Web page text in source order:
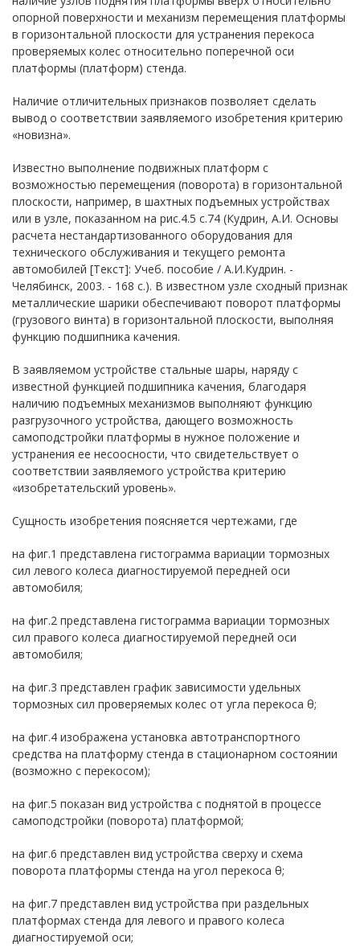
опорной поверхности и механизм перемещения платформы
в горизонтальной плоскости для устранения перекоса
проверяемых колес относительно поперечной оси
платформы (платформ) стенда.
Наличие отличительных признаков позволяет сделать
вывод о соответствии заявляемого изобретения критерию
«новизна».
Известно выполнение подвижных платформ с
возможностью перемещения (поворота) в горизонтальной
плоскости, например, в шахтных подъемных устройствах
или в узле, показанном на рис.4.5 с.74 (Кудрин, А.И. Основы
расчета нестандартизованного оборудования для
технического обслуживания и текущего ремонта
автомобилей [Текст]: Учеб. пособие / А.И.Кудрин. -
Челябинск, 2003. - 168 с.). В известном узле сходный признак
металлические шарики обеспечивают поворот платформы
(грузового винта) в горизонтальной плоскости, выполняя
функцию подшипника качения.
В заявляемом устройстве стальные шары, наряду с
известной функцией подшипника качения, благодаря
наличию подъемных механизмов выполняют функцию
разгрузочного устройства, дающего возможность
самоподстройки платформы в нужное положение и
устранения ее несоосности, что свидетельствует о
соответствии заявляемого устройства критерию
«изобретательский уровень».
Сущность изобретения поясняется чертежами, где
на фиг.1 представлена гистограмма вариации тормозных
сил левого колеса диагностируемой передней оси
автомобиля;
на фиг.2 представлена гистограмма вариации тормозных
сил правого колеса диагностируемой передней оси
автомобиля;
на фиг.3 представлен график зависимости удельных
тормозных сил проверяемых колес от угла перекоса θ;
на фиг.4 изображена установка автотранспортного
средства на платформу стенда в стационарном состоянии
(возможно с перекосом);
на фиг.5 показан вид устройства с поднятой в процессе
самоподстройки (поворота) платформой;
на фиг.6 представлен вид устройства сверху и схема
поворота платформы стенда на угол перекоса θ;
на фиг.7 представлен вид устройства при раздельных
платформах стенда для левого и правого колеса
диагностируемой оси;